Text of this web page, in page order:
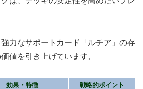
力なサポートカード「ルチア」の存
値を引き上げています。
効果・特徴
戦略的ポイント